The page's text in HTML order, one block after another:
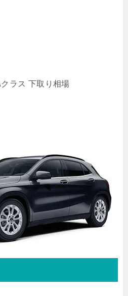
ラス 下取り相場